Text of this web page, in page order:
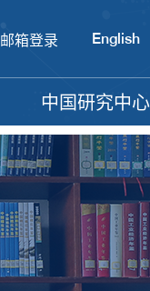
邮箱登录 English
中国研究中心